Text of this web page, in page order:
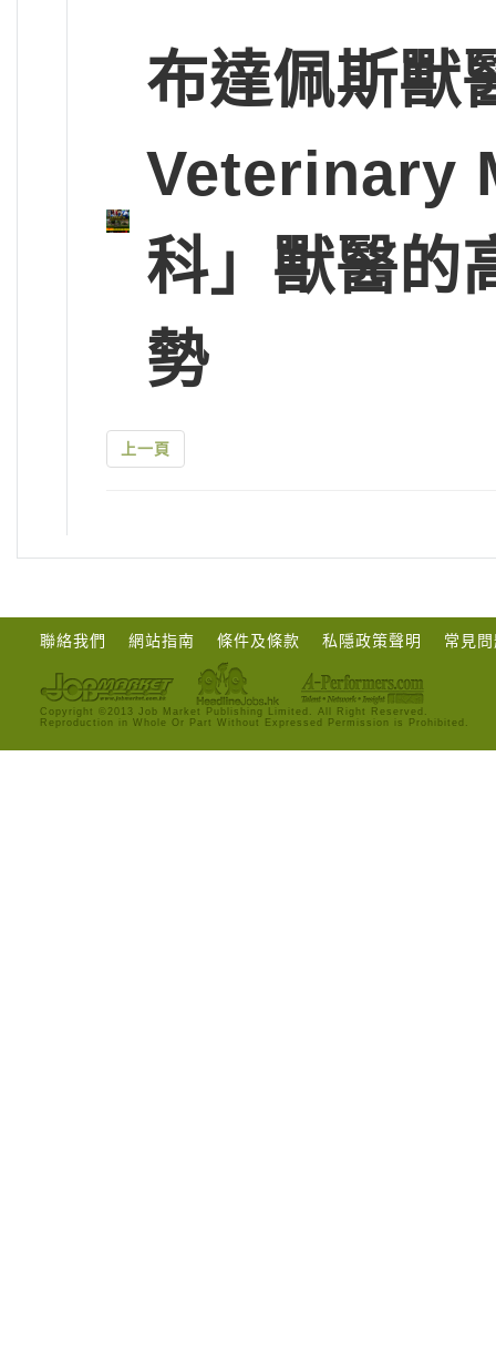
布達佩斯
Veterinary
科」獸醫的
勢
上一頁
聯絡我們 網站指南 條件及條款 私隱政策聲明 常見
Copyright ©2013 Job Market Publishing Limited. All Right Reserved.
Reproduction in Whole Or Part Without Expressed Permission is Prohibited.